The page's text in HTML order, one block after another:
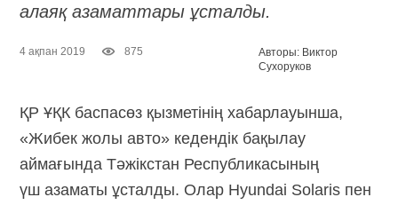
алаяқ азаматтары ұсталды.
4 ақпан 2019 875
Авторы: Виктор
Сухоруков
ҚР ҰҚК баспасөз қызметінің хабарлауынша,
«Жибек жолы авто» кедендік бақылау
аймағында Тәжікстан Республикасының
үш азаматы ұсталды. Олар Hyundai Solaris пен